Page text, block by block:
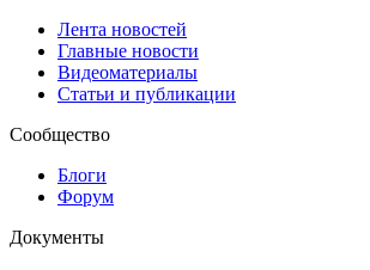
Лента новостей
Главные новости
Видеоматериалы
Статьи и публикации
Сообщество
Блоги
Форум
Документы